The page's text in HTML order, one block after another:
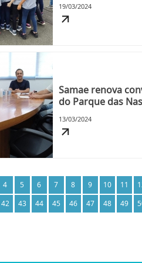
19/03/2024
Samae renova
do Parque das
13/03/2024
4 5 6 7 8 9 10 11
42 43 44 45 46 47 48 49